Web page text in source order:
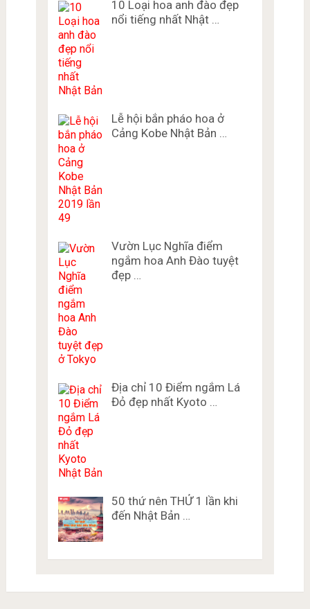
10 Loại hoa anh đào đẹp
nổi tiếng nhất Nhật …
Lễ hội bắn pháo hoa ở
Cảng Kobe Nhật Bản …
Vườn Lục Nghĩa điểm
ngắm hoa Anh Đào tuyệt
đẹp …
Địa chỉ 10 Điểm ngắm Lá
Đỏ đẹp nhất Kyoto …
50 thứ nên THỬ 1 lần khi
đến Nhật Bản …